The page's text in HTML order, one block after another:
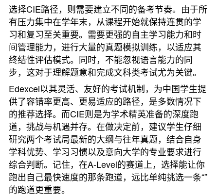
选择CIE路径，则需要建立不同的备考节奏。由于所
有压力集中在学年末，从课程开始就保持连贯的学
习和复习至关重要。需要更强的自主学习能力和时
间管理能力，进行大量的真题模拟训练，以适应其
终结性评估模式。同时，不能忽视语言能力的同
步，这对于理解题意和完成文科类考试尤为关键。
Edexcel以其灵活、友好的考试机制，为中国学生提
供了容错率更高、更易适应的路径，是多数情况下
的推荐选择。而CIE则是为学术精英准备的深度跑
道，挑战与机遇并存。在做决定前，建议学生仔细
研究两个考试局最新的大纲与往年真题，结合自身
学科优势、学习习惯以及意向大学的专业要求进行
综合判断。记住，在A-Level的赛道上，选择能让你
跑出自己最快速度的那条跑道，远比单纯挑选一条“”
的跑道更重要。